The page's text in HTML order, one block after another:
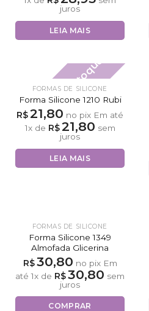
juros
LEIA MAIS
Fora de estoque
FORMAS DE SILICONE
Forma Silicone 1210 Rubi
R$21,80 no pix Em até
1x de R$21,80 sem
juros
LEIA MAIS
FORMAS DE SILICONE
Forma Silicone 1349
Almofada Glicerina
R$30,80 no pix Em
até1x de R$30,80 sem
juros
COMPRAR